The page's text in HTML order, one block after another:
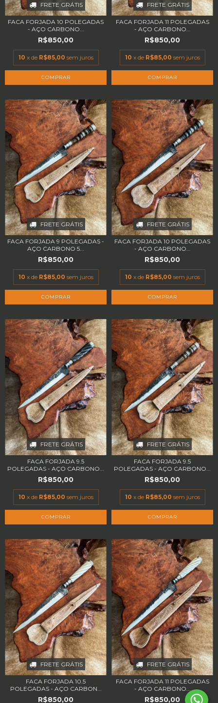
FRETE GRÁTIS
FACA FORJADA 10 POLEGADAS
- AÇO CARBONO...
R$850,00
10 x de R$85,00 sem juros
FRETE GRÁTIS
FACA FORJADA 11 POLEGADAS
- AÇO CARBONO...
R$850,00
10 x de R$85,00 sem juros
FRETE GRÁTIS
FACA FORJADA 9 POLEGADAS -
AÇO CARBONO 5...
R$850,00
10 x de R$85,00 sem juros
FRETE GRÁTIS
FACA FORJADA 10 POLEGADAS
- AÇO CARBONO...
R$850,00
10 x de R$85,00 sem juros
FRETE GRÁTIS
FACA FORJADA 9.5
POLEGADAS - AÇO CARBONO...
R$850,00
10 x de R$85,00 sem juros
FRETE GRÁTIS
FACA FORJADA 9.5
POLEGADAS - AÇO CARBONO...
R$850,00
10 x de R$85,00 sem juros
FRETE GRÁTIS
FACA FORJADA 10.5
POLEGADAS - AÇO CARBON...
R$850,00
FRETE GRÁTIS
FACA FORJADA 11 POLEGADAS
- AÇO CARBONO...
R$850,00